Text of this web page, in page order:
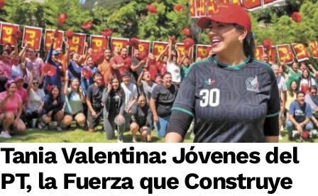
Tania Valentina: Jóvenes del
PT, la Fuerza que Construye